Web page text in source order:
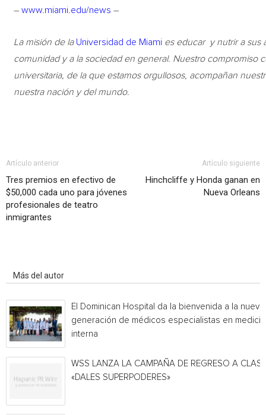
–www.miami.edu/news –
La misión de la Universidad de Miami es educar y nutrir a sus
comunidad y a la sociedad en general. Nuestro compromiso
universitaria, de la que estamos orgullosos, acompañan
nuestra nación y del mundo.
Artículo anterior
Tres premios en efectivo de
$50,000 cada uno para jóvenes
profesionales de teatro
inmigrantes
Artículo siguiente
Hinchcliffe y Honda ganan en
Nueva Orleans
Más del autor
El Dominican Hospital da la bienvenida a la nueva
generación de médicos especialistas en
interna
WSS LANZA LA CAMPAÑA DE REGRESO A
«DALES SUPERPODERES»